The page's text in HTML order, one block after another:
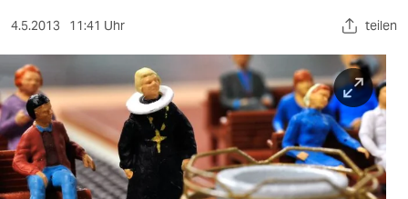
sport
berlin
nord
wahrheit
4.5.2013 11:41 Uhr teilen